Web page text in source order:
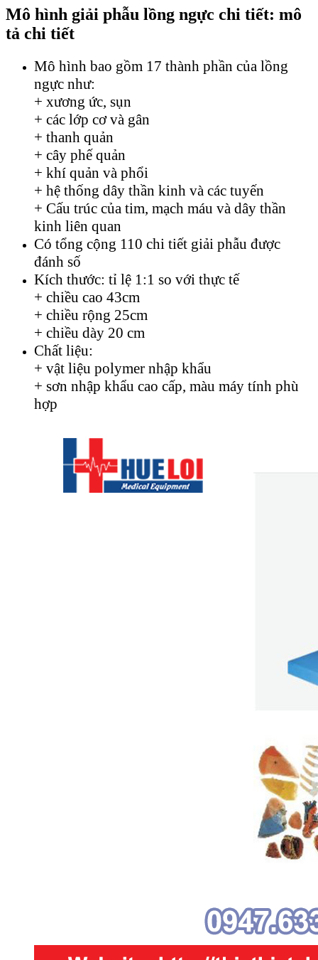
Mô hình giải phẫu lồng ngực chi tiết: mô
tả chi tiết
Mô hình bao gồm 17 thành phần của lồng
ngực như:
+ xương ức, sụn
+ các lớp cơ và gân
+ thanh quản
+ cây phế quản
+ khí quản và phổi
+ hệ thống dây thần kinh và các tuyến
+ Cấu trúc của tim, mạch máu và dây thần
kinh liên quan
Có tổng cộng 110 chi tiết giải phẫu được
đánh số
Kích thước: tỉ lệ 1:1 so với thực tế
+ chiều cao 43cm
+ chiều rộng 25cm
+ chiều dày 20 cm
Chất liệu:
+ vật liệu polymer nhập khẩu
+ sơn nhập khẩu cao cấp, màu máy tính phù
hợp